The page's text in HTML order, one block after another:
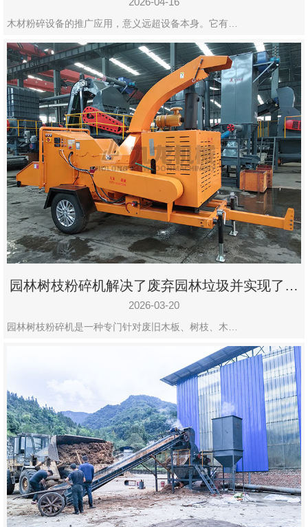
木材粉碎设备的推广应用，意义远超设备本身。它有…
园林树枝粉碎机解决了废弃园林垃圾并实现了再
利用
2026-03-20
园林树枝粉碎机是一种专门针对废旧木板、树枝、木…